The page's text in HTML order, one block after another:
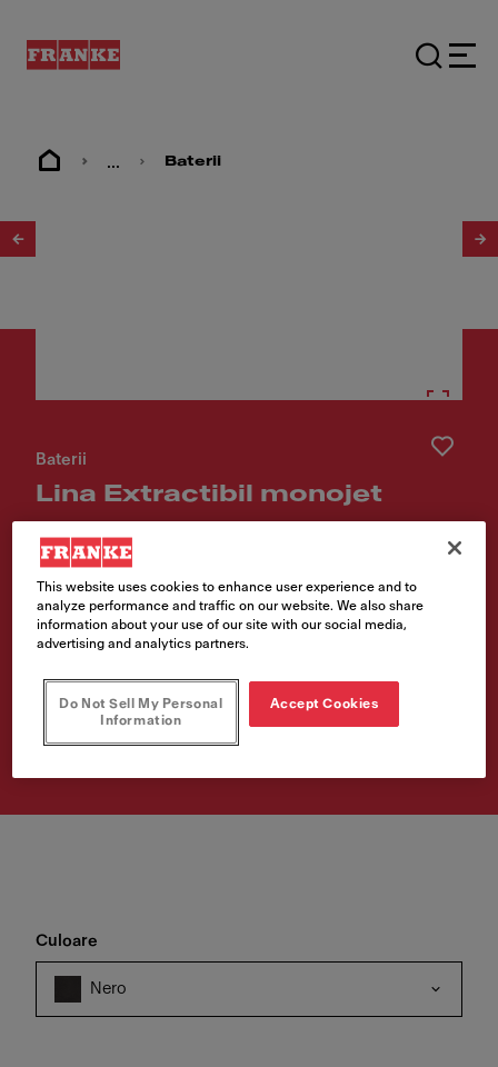
... Baterii
Baterii
Lina Extractibil monojet
Cod produs
115.0626.055
€ 207.00
Prețul include TVA 21%
Cumpără
Culoare
Nero
This website uses cookies to enhance user experience and to
analyze performance and traffic on our website. We also share
information about your use of our site with our social media,
advertising and analytics partners.
Do Not Sell My Personal
Information
Accept Cookies